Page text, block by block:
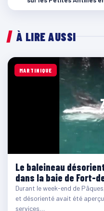
À LIRE AUSSI
MARTINIQUE
Le baleineau
dans la baie de Fort-
Durant le week-end de
et désorienté avait été
services…